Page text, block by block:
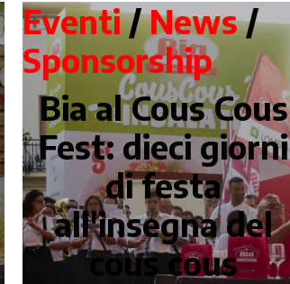
Eventi/News/
Sponsorship
Bia al Cous Cous
Fest: dieci giorni
di festa
all'insegna del
cous cous